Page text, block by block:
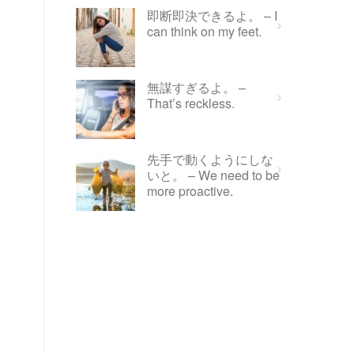
即断即決できるよ。 – I
can think on my feet.
無謀すぎるよ。 –
That’s reckless.
先手で動くようにしな
いと。 – We need to be
more proactive.